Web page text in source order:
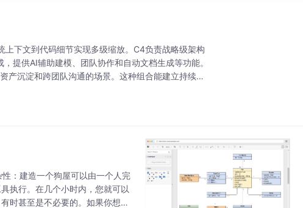
下文到代码细节实现多级缩放。C4负责战略级架构
提供AI辅助建模、团队协作和自动文档生成等功能。
产沉淀和跨团队沟通的场景。这种组合能建立持续维
：建造一个狗屋可以由一个人完
执行。在几个小时内，您就可以
时甚至是不必要的。如果你想用